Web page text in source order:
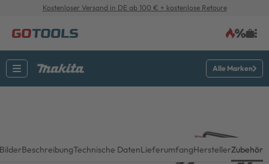
Kostenloser Versand in DE ab 100 € + kostenlose Retoure
Alle Marken
BilderBeschreibungTechnische DatenLieferumfangHerstellerZubehör